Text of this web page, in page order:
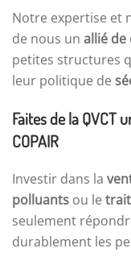
Notre expertise et
de nous un allié de
petites structures
leur politique de
Faites de la QVCT
COPAIR
Investir dans la
polluants ou le
seulement
durablement les